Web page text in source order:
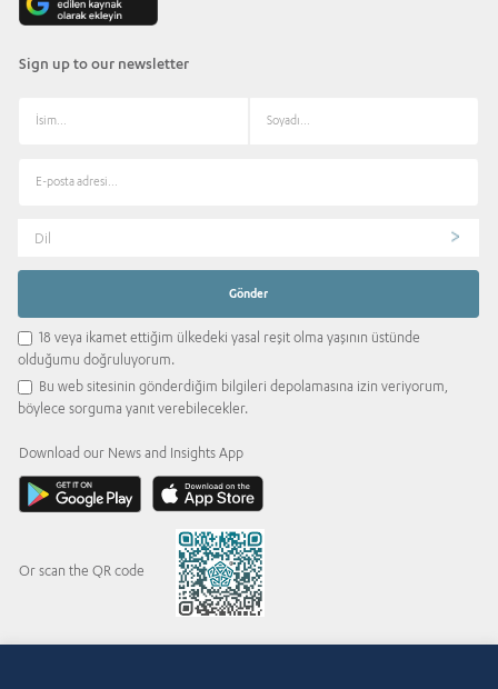
Sign up to our newsletter
Dil
18 veya ikamet ettiğim ülkedeki yasal reşit olma yaşının üstünde
olduğumu doğruluyorum.
Bu web sitesinin gönderdiğim bilgileri depolamasına izin veriyorum,
böylece sorguma yanıt verebilecekler.
Download our News and Insights App
Or scan the QR code